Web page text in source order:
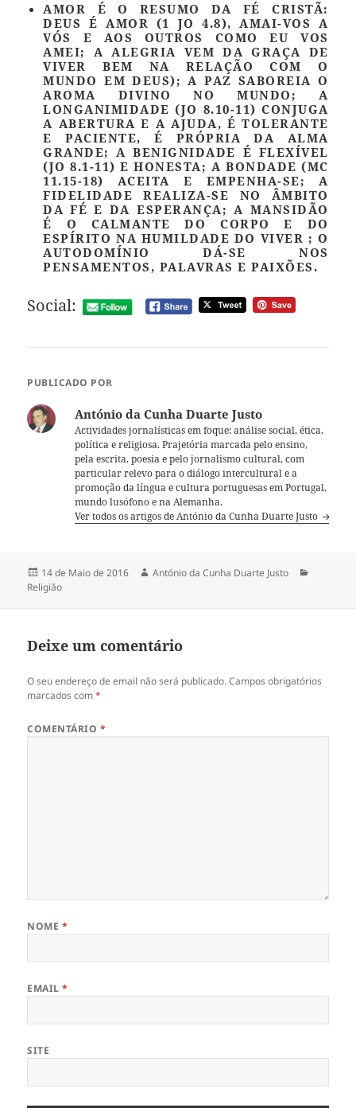
AMOR É O RESUMO DA FÉ CRISTÃ:
DEUS É AMOR (1 JO 4.8), AMAI-VOS A
VÓS E AOS OUTROS COMO EU VOS
AMEI; A ALEGRIA VEM DA GRAÇA DE
VIVER BEM NA RELAÇÃO COM O
MUNDO EM DEUS); A PAZ SABOREIA O
AROMA DIVINO NO MUNDO; A
LONGANIMIDADE (JO 8.10-11) CONJUGA
A ABERTURA E A AJUDA, É TOLERANTE
E PACIENTE, É PRÓPRIA DA ALMA
GRANDE; A BENIGNIDADE É FLEXÍVEL
(JO 8.1-11) E HONESTA; A BONDADE (MC
11.15-18) ACEITA E EMPENHA-SE; A
FIDELIDADE REALIZA-SE NO ÂMBITO
DA FÉ E DA ESPERANÇA; A MANSIDÃO
É O CALMANTE DO CORPO E DO
ESPÍRITO NA HUMILDADE DO VIVER ; O
AUTODOMÍNIO DÁ-SE NOS
PENSAMENTOS, PALAVRAS E PAIXÕES.
Social:
PUBLICADO POR
António da Cunha Duarte Justo
Actividades jornalísticas em foque: análise social, ética,
política e religiosa. Prajetória marcada pelo ensino,
pela escrita, poesia e pelo jornalismo cultural, com
particular relevo para o diálogo intercultural e a
promoção da língua e cultura portuguesas em Portugal,
mundo lusófono e na Alemanha.
Ver todos os artigos de António da Cunha Duarte Justo
Publicado
a
14 de Maio de 2016 Autor
António da Cunha Duarte Justo
Religião
Deixe um comentário
O seu endereço de email não será publicado. Campos obrigatórios
marcados com*
COMENTÁRIO *
NOME *
EMAIL*
SITE